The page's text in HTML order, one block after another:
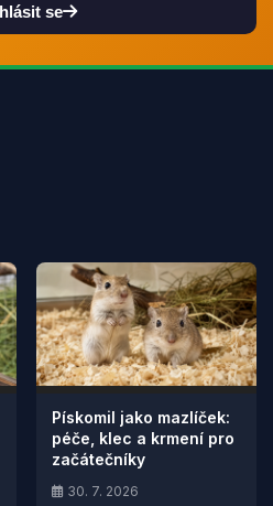
se
Pískomil jako mazlíček:
péče, klec a krmení pro
začátečníky
30. 7. 2026